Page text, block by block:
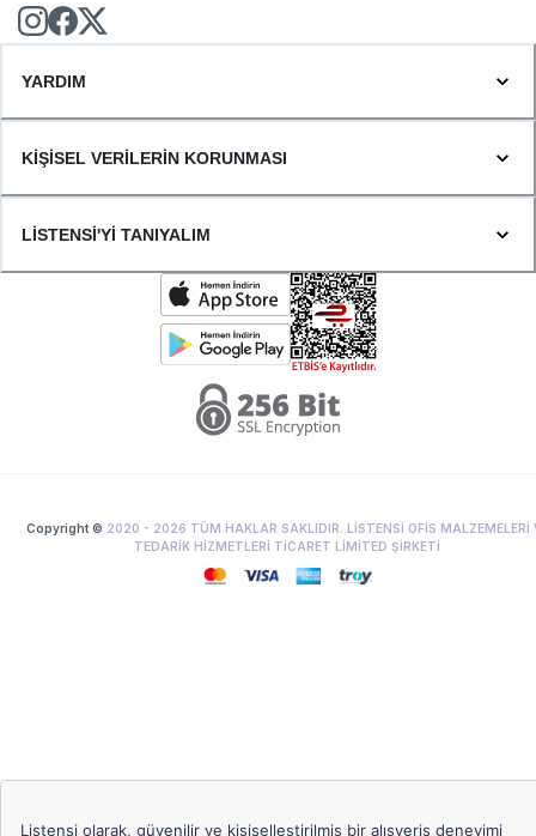
YARDIM
KİŞİSEL VERİLERİN KORUNMASI
LİSTENSİ'Yİ TANIYALIM
Copyright © 2020 - 2026 TÜM HAKLAR SAKLIDIR. LİSTENSİ OFİS MALZEMELERİ
TEDARİK HİZMETLERİ TİCARET LİMİTED ŞİRKETİ